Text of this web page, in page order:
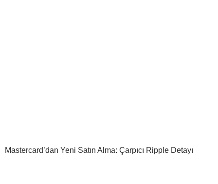
Mastercard’dan Yeni Satın Alma: Çarpıcı Ripple Detayı